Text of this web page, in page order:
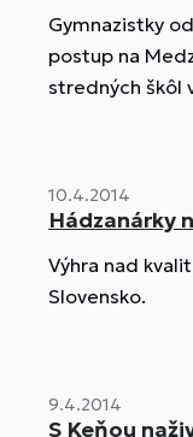
Gymnazistky
postup na
stredných škôl
10.4.2014
Hádzanárky
Výhra nad
Slovensko.
9.4.2014
S Keňou